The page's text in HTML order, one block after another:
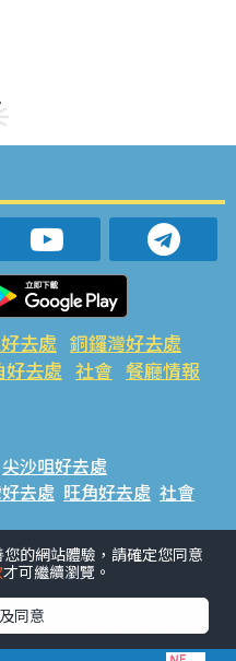
去處 銅鑼灣好去處
好去處 社會 餐廳情報
尖沙咀好去處
去處 旺角好去處 社會
#美食社群熱話
用程式
戶中心 #著數 #網絡熱話
的網站體驗，請確定您同意
才可繼續瀏覽。
同意